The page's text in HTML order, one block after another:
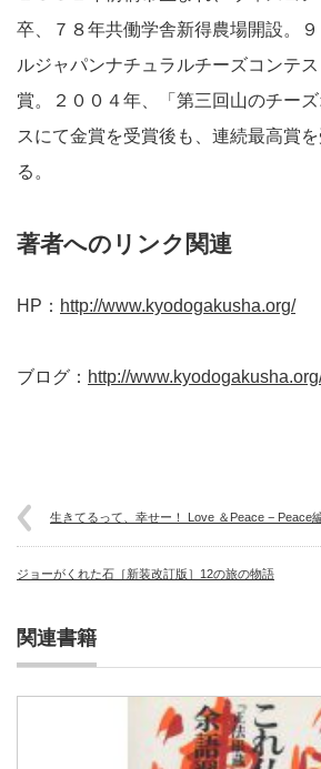
卒、７８年共働学舎新得農場開設。
ルジャパンナチュラルチーズコンテ
賞。２００４年、「第三回山のチー
スにて金賞を受賞後も、連続最高賞
る。
著者へのリンク関連
HP： http://www.kyodogakusha.org/
ブログ： http://
生きてるって、幸せー！ Love ＆Peace − Peace
ジョーがくれた石［新装改訂版］12の旅の物語
関連書籍